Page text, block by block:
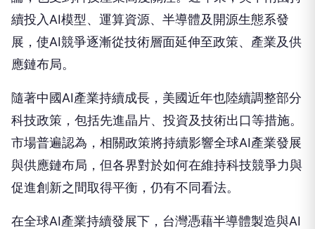
續投入AI模型、運算資源、半導體及開源生態系發
展，使AI競爭逐漸從技術層面延伸至政策、產業及供
應鏈布局。
隨著中國AI產業持續成長，美國近年也陸續調整部分
科技政策，包括先進晶片、投資及技術出口等措施。
市場普遍認為，相關政策將持續影響全球AI產業發展
與供應鏈布局，但各界對於如何在維持科技競爭力與
促進創新之間取得平衡，仍有不同看法。
在全球AI產業持續發展下，台灣憑藉半導體製造與AI